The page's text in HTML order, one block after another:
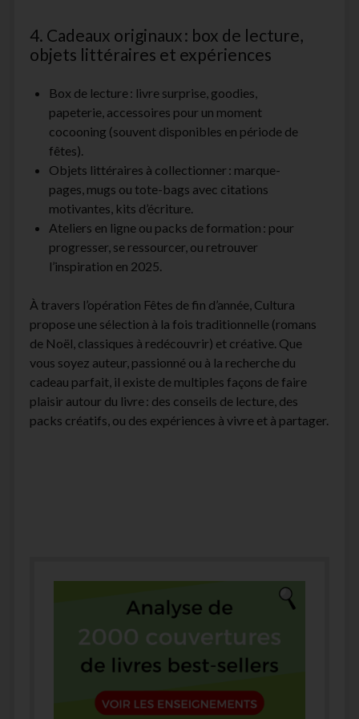
4. Cadeaux originaux : box de lecture,
objets littéraires et expériences
Box de lecture : livre surprise, goodies,
papeterie, accessoires pour un moment
cocooning (souvent disponibles en période de
fêtes).
Objets littéraires à collectionner : marque-
pages, mugs ou tote-bags avec citations
motivantes, kits d’écriture.
Ateliers en ligne ou packs de formation : pour
progresser, se ressourcer, ou retrouver
l’inspiration en 2025.​
À travers l’opération Fêtes de fin d’année, Cultura
propose une sélection à la fois traditionnelle (romans
de Noël, classiques à redécouvrir) et créative. Que
vous soyez auteur, passionné ou à la recherche du
cadeau parfait, il existe de multiples façons de faire
plaisir autour du livre : des conseils de lecture, des
packs créatifs, ou des expériences à vivre et à partager.